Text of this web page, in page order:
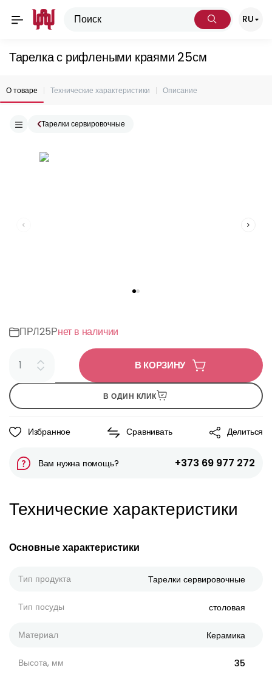
RU
Тарелка с рифлеными краями 25см
О товаре Технические характеристики Описание
Тарелки сервировочные
ПРЛ25Рнет в наличии
В КОРЗИНУ
В ОДИН КЛИК
Избранное Сравнивать Делиться
Вам нужна помощь? +373 69 977 272
Технические характеристики
Основные характеристики
Тип продукта Тарелки сервировочные
Тип посуды столовая
Материал Керамика
Высота, мм 35